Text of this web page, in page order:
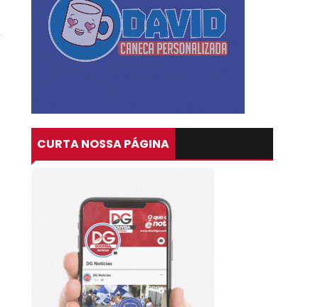
CURTA NOSSA PÁGINA